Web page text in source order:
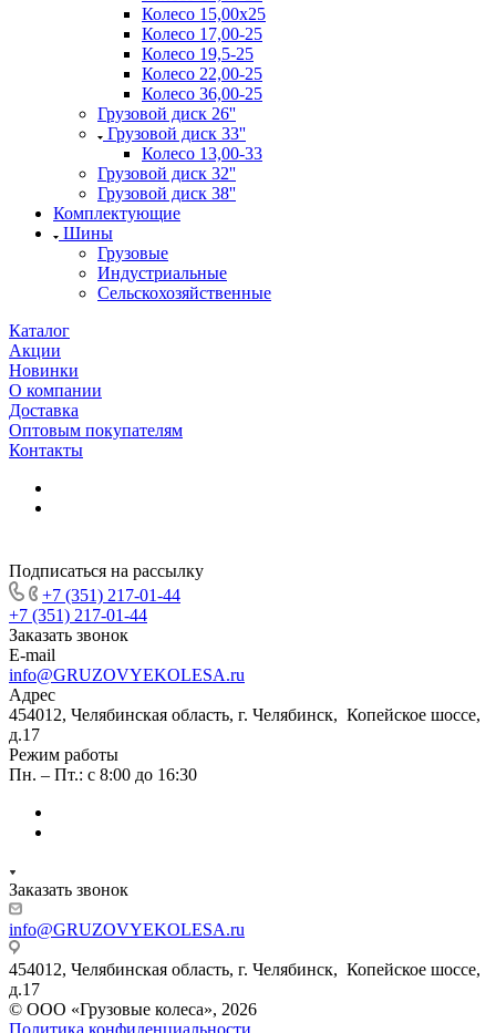
Колесо 15,00x25
Колесо 17,00-25
Колесо 19,5-25
Колесо 22,00-25
Колесо 36,00-25
Грузовой диск 26''
Грузовой диск 33''
Колесо 13,00-33
Грузовой диск 32''
Грузовой диск 38''
Комплектующие
Шины
Грузовые
Индустриальные
Сельскохозяйственные
Каталог
Акции
Новинки
О компании
Доставка
Оптовым покупателям
Контакты
Подписаться на рассылку
+7 (351) 217-01-44
+7 (351) 217-01-44
Заказать звонок
E-mail
info@GRUZOVYEKOLESA.ru
Адрес
454012, Челябинская область, г. Челябинск, Копейское шоссе,
д.17
Режим работы
Пн. – Пт.: с 8:00 до 16:30
Заказать звонок
info@GRUZOVYEKOLESA.ru
454012, Челябинская область, г. Челябинск, Копейское шоссе,
д.17
© ООО «Грузовые колеса», 2026
Политика конфиденциальности